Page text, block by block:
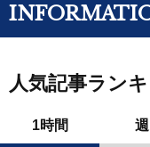
人気記事ラン
1時間